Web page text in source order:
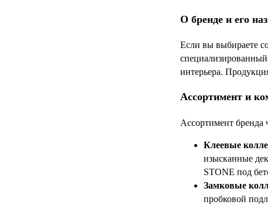
О бренде и его
Если вы выбираете
интерьера.
Ассортимент и
Ассортимент бренда
Клеевые
изысканные
STONE под
Замковые
пробковой